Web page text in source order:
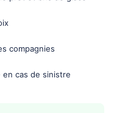
compagnies
en cas de sinistre